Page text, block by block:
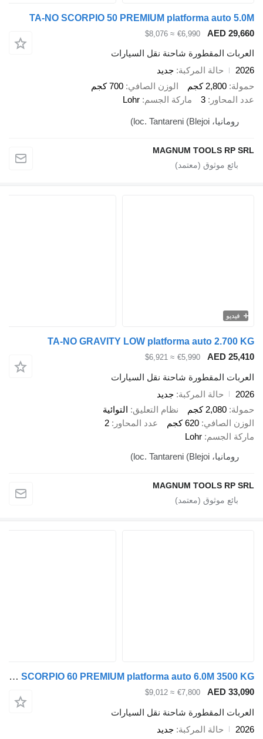
TA-NO SCORPIO 50 PREMIUM platforma
€6,990
≈ $8,076
المقطورة شاحنة نقل السيارات
حالة المركبة جديد
2,800 كجم
الوزن الصافي
700 كجم
3 ماركة الجسم Lohr
MAGNUM TOOLS
TA-NO GRAVITY LOW platforma auto
€5,990
≈ $6,921
المقطورة شاحنة نقل السيارات
حالة المركبة جديد
2,080 كجم
نظام التعليق التوائية
620 كجم عدد المحاور 2
Lohr
MAGNUM TOOLS
TA-NO SCORPIO 60 PREMIUM platforma auto 6.0M 3500 KG
€7,800
≈ $9,012
المقطورة شاحنة نقل السيارات
حالة المركبة جديد